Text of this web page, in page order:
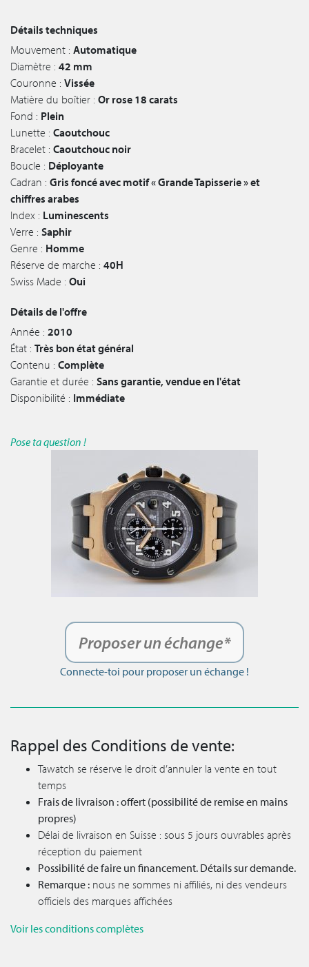
Détails techniques
Mouvement : Automatique
Diamètre : 42 mm
Couronne : Vissée
Matière du boîtier : Or rose 18 carats
Fond : Plein
Lunette : Caoutchouc
Bracelet : Caoutchouc noir
Boucle : Déployante
Cadran : Gris foncé avec motif « Grande Tapisserie » et
chiffres arabes
Index : Luminescents
Verre : Saphir
Genre : Homme
Réserve de marche : 40H
Swiss Made : Oui
Détails de l'offre
Année : 2010
État : Très bon état général
Contenu : Complète
Garantie et durée : Sans garantie, vendue en l'état
Disponibilité : Immédiate
Pose ta question !
Proposer un échange*
Connecte-toi pour proposer un échange !
Rappel des Conditions de vente:
Tawatch se réserve le droit d’annuler la vente en tout
temps
Frais de livraison : offert (possibilité de remise en mains
propres)
Délai de livraison en Suisse : sous 5 jours ouvrables après
réception du paiement
Possibilité de faire un financement. Détails sur demande.
Remarque : nous ne sommes ni affiliés, ni des vendeurs
officiels des marques affichées
Voir les conditions complètes